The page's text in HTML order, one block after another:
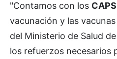
"Contamos con los CAPS
vacunación y las
del Ministerio de Salud
los refuerzos necesarios